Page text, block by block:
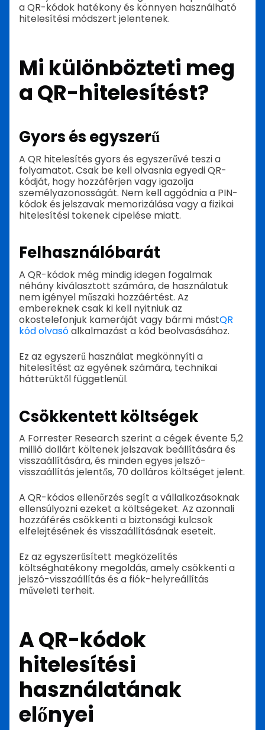
a QR-kódok hatékony és könnyen használható
hitelesítési módszert jelentenek.
Mi különbözteti meg
a QR-hitelesítést?
Gyors és egyszerű
A QR hitelesítés gyors és egyszerűvé teszi a
folyamatot. Csak be kell olvasnia egyedi QR-
kódját, hogy hozzáférjen vagy igazolja
személyazonosságát. Nem kell aggódnia a PIN-
kódok és jelszavak memorizálása vagy a fizikai
hitelesítési tokenek cipelése miatt.
Felhasználóbarát
A QR-kódok még mindig idegen fogalmak
néhány kiválasztott számára, de használatuk
nem igényel műszaki hozzáértést. Az
embereknek csak ki kell nyitniuk az
okostelefonjuk kameráját vagy bármi mástQR
kód olvasóalkalmazást a kód beolvasásához.
Ez az egyszerű használat megkönnyíti a
hitelesítést az egyének számára, technikai
hátterüktől függetlenül.
Csökkentett költségek
A Forrester Research szerint a cégek évente 5,2
millió dollárt költenek jelszavak beállítására és
visszaállítására, és minden egyes jelszó-
visszaállítás jelentős, 70 dolláros költséget jelent.
A QR-kódos ellenőrzés segít a vállalkozásoknak
ellensúlyozni ezeket a költségeket. Az azonnali
hozzáférés csökkenti a biztonsági kulcsok
elfelejtésének és visszaállításának eseteit.
Ez az egyszerűsített megközelítés
költséghatékony megoldás, amely csökkenti a
jelszó-visszaállítás és a fiók-helyreállítás
műveleti terheit.
A QR-kódok
hitelesítési
használatának
előnyei